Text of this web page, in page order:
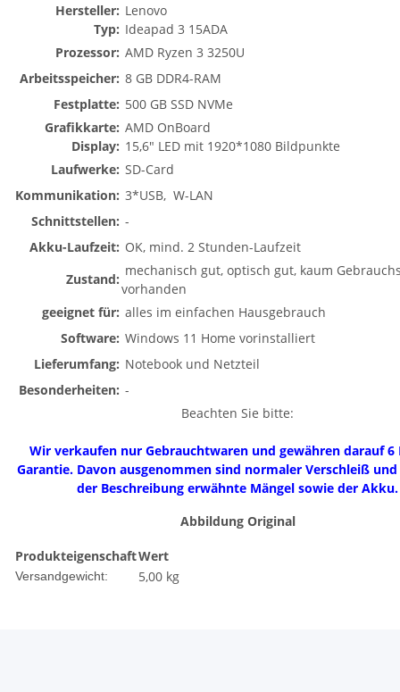
Hersteller:
Typ:
Lenovo
Ideapad 3 15ADA
Prozessor: AMD Ryzen 3 3250U
Arbeitsspeicher: 8 GB DDR4-RAM
Festplatte: 500 GB SSD NVMe
Grafikkarte:
Display:
AMD OnBoard
15,6" LED mit 1920*1080 Bildpunkte
Laufwerke: SD-Card
Kommunikation: 3*USB, W-LAN
Schnittstellen: -
Akku-Laufzeit: OK, mind. 2 Stunden-Laufzeit
Zustand:
mechanisch gut, optisch gut, kaum
vorhanden
geeignet für: alles im einfachen Hausgebrauch
Software: Windows 11 Home vorinstalliert
Lieferumfang: Notebook und Netzteil
Besonderheiten: -
Beachten Sie bitte:
Wir verkaufen nur Gebrauchtwaren und gewähren darauf 6
Garantie. Davon ausgenommen sind normaler Verschleiß
der Beschreibung erwähnte Mängel sowie der Akku.
Abbildung Original
ProdukteigenschaftWert
Versandgewicht: 5,00 kg